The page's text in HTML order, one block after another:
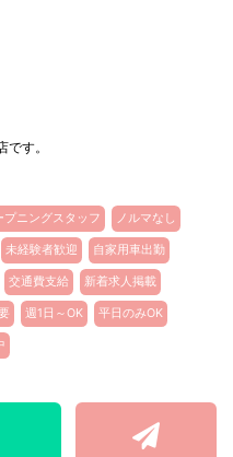
す。
プニングスタッフ ノルマなし
未経験者歓迎 自家用車出勤
交通費支給 新着求人掲載
週1日～OK 平日のみOK